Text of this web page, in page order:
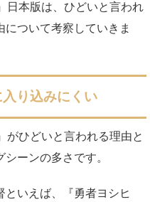
日本版は、ひどいと言われ
について考察していきま
り込みにくい
がひどいと言われる理由と
ーンの多さです。
いえば、『勇者ヨシヒ